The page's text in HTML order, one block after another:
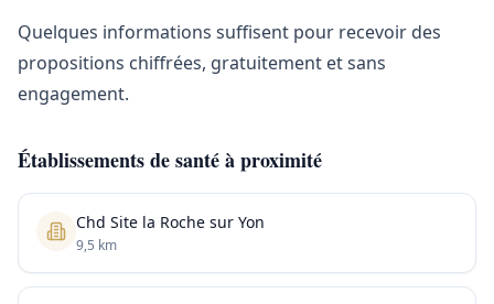
Quelques informations suffisent pour recevoir des
propositions chiffrées, gratuitement et sans
engagement.
Établissements de santé à proximité
Chd Site la Roche sur Yon
9,5 km